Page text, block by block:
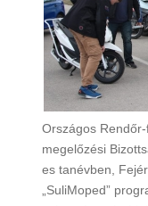
Országos
megelőzési
es tanévben,
„SuliMoped”